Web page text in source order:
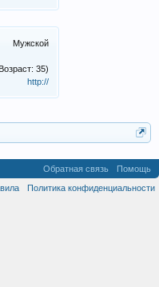
Мужской
35)
http://
Обратная связь
Помощь
Политика конфиденциальности